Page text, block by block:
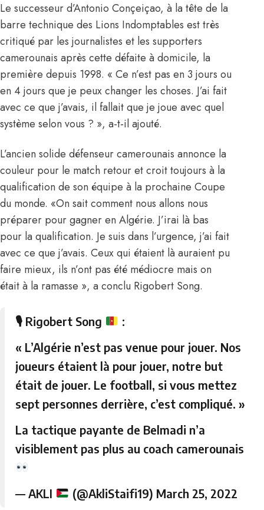
Le successeur d’Antonio Conçeiçao, à la tête de la
barre technique des Lions Indomptables est très
critiqué par les journalistes et les supporters
camerounais après cette défaite à domicile, la
première depuis 1998. « Ce n’est pas en 3 jours ou
en 4 jours que je peux changer les choses. J’ai fait
avec ce que j’avais, il fallait que je joue avec quel
système selon vous ? », a-t-il ajouté.
L’ancien solide défenseur camerounais annonce la
couleur pour le match retour et croit toujours à la
qualification de son équipe à la prochaine Coupe
du monde. «On sait comment nous allons nous
préparer pour gagner en Algérie. J’irai là bas
pour la qualification. Je suis dans l’urgence, j’ai fait
avec ce que j’avais. Ceux qui étaient là auraient pu
faire mieux, ils n’ont pas été médiocre mais on
était à la ramasse », a conclu Rigobert Song.
🎙 Rigobert Song
:
« L’Algérie n’est pas venue pour jouer. Nos
joueurs étaient là pour jouer, notre but
était de jouer. Le football, si vous mettez
sept personnes derrière, c’est compliqué. »
La tactique payante de Belmadi n’a
visiblement pas plus au coach camerounais
— AKLI (@AkliStaifi19) March 25, 2022